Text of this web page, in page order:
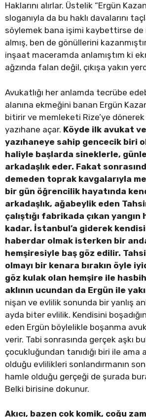
Haklarını alırlar. Üstelik “Ergün
sloganıyla da bu haklı davalarını
söylemek bana işimi kaybettirse de
almış, ben de gönüllerini
inşaat maceramda anlamıştım ki
ağzında falan değil, çıkışa yakın
Avukatlığı her anlamda tecrübe
alanına ekmeğini banan Ergün
bitirir ve memleketi Rize’ye
yazıhane açar. Köyde ilk avukat
yazıhaneye sahip gencecik biri
haliyle başlarda sineklerle,
arkadaşlık eder. Fakat
demeden toprak kavgalarıyla
bir gün öğrencilik hayatında
arkadaşlık, ağabeylik eden
çalıştığı fabrikada çıkan
kadar. İstanbul’a giderek
haberdar olmak isterken bir
hemşiresiyle baş göz edilir.
olmayı bir kenara bırakın öyle
göz kulak olan hemşire ile
aklının ucundan da Ergün ile
nişan ve evlilik sonunda bir yanlış
ayda biter evlilik. Kendisini
eden Ergün böylelikle boşanma
verir. Tabi sonrasında gerçek aşkı
çocukluğundan tanıdığı biri ile ama
olduğu evlilikleri sonlandırmanın
hamle olduğu gerçeği de şurada
Belki birisine dokunur.
Akıcı, bazen çok komik, çoğu